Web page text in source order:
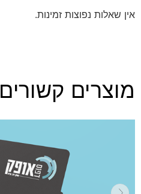
אין שאלות נפוצות זמינות.
מוצרים קשורים